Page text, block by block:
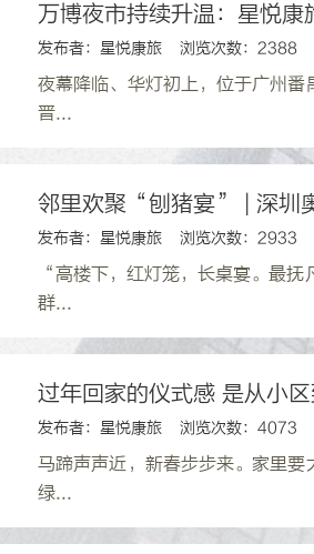
万博夜市持续升温：星悦
发布者：星悦康旅 浏览次数：2388
夜幕降临、华灯初上，位于广州
晋...
邻里欢聚“刨猪宴” | 深圳
发布者：星悦康旅 浏览次数：2933
“高楼下，红灯笼，长桌宴。最
群...
过年回家的仪式感 是从小
发布者：星悦康旅 浏览次数：4073
马蹄声声近，新春步步来。家里
绿...